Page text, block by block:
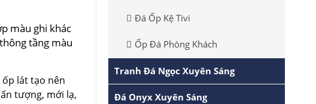
màu ghi khác
tầng màu
lát tạo nên
tượng, mới lạ,
Đá Ốp Kệ Tivi
Ốp Đá Phòng Khách
Tranh Đá Ngọc Xuyên Sáng
Đá Onyx Xuyên Sáng